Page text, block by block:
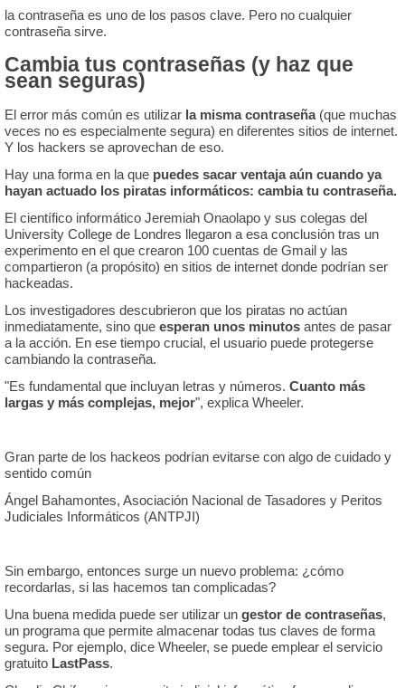
la contraseña es uno de los pasos clave. Pero no cualquier
contraseña sirve.
Cambia tus contraseñas (y haz que
sean seguras)
El error más común es utilizar la misma contraseña (que muchas
veces no es especialmente segura) en diferentes sitios de internet.
Y los hackers se aprovechan de eso.
Hay una forma en la que puedes sacar ventaja aún cuando ya
hayan actuado los piratas informáticos: cambia tu contraseña.
El científico informático Jeremiah Onaolapo y sus colegas del
University College de Londres llegaron a esa conclusión tras un
experimento en el que crearon 100 cuentas de Gmail y las
compartieron (a propósito) en sitios de internet donde podrían ser
hackeadas.
Los investigadores descubrieron que los piratas no actúan
inmediatamente, sino queesperan unos minutosantes de pasar
a la acción. En ese tiempo crucial, el usuario puede protegerse
cambiando la contraseña.
"Es fundamental que incluyan letras y números. Cuanto más
largas y más complejas, mejor", explica Wheeler.
Gran parte de los hackeos podrían evitarse con algo de cuidado y
sentido común
Ángel Bahamontes, Asociación Nacional de Tasadores y Peritos
Judiciales Informáticos (ANTPJI)
Sin embargo, entonces surge un nuevo problema: ¿cómo
recordarlas, si las hacemos tan complicadas?
Una buena medida puede ser utilizar un gestor de contraseñas,
un programa que permite almacenar todas tus claves de forma
segura. Por ejemplo, dice Wheeler, se puede emplear el servicio
gratuito LastPass.